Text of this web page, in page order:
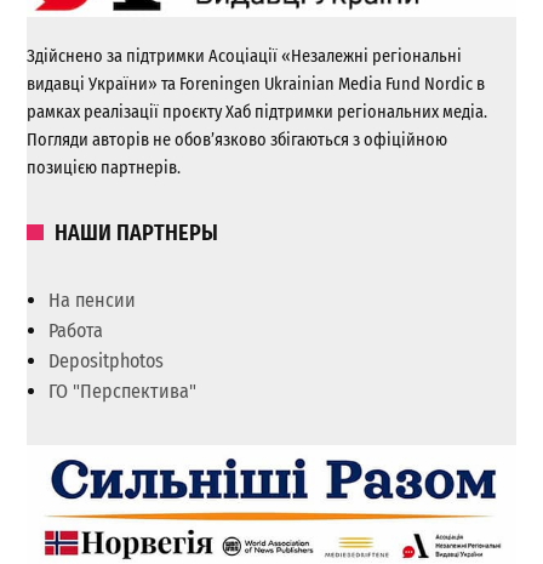
Здійснено за підтримки Асоціації «Незалежні регіональні
видавці України» та Foreningen Ukrainian Media Fund Nordic в
рамках реалізації проєкту Хаб підтримки регіональних медіа.
Погляди авторів не обов’язково збігаються з офіційною
позицією партнерів.
НАШИ ПАРТНЕРЫ
На пенсии
Работа
Depositphotos
ГО "Перспектива"